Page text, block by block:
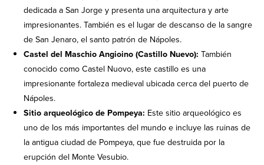
dedicada a San Jorge y presenta una arquitectura y arte
impresionantes. También es el lugar de descanso de la sangre
de San Jenaro, el santo patrón de Nápoles.
Castel del Maschio Angioino (Castillo Nuevo): También
conocido como Castel Nuovo, este castillo es una
impresionante fortaleza medieval ubicada cerca del puerto de
Nápoles.
Sitio arqueológico de Pompeya: Este sitio arqueológico es
uno de los más importantes del mundo e incluye las ruinas de
la antigua ciudad de Pompeya, que fue destruida por la
erupción del Monte Vesubio.